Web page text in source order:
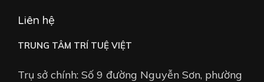
Liên hệ
TRUNG TÂM TRÍ TUỆ VIỆT
Trụ sở chính: Số 9 đường Nguyễn Sơn, phường